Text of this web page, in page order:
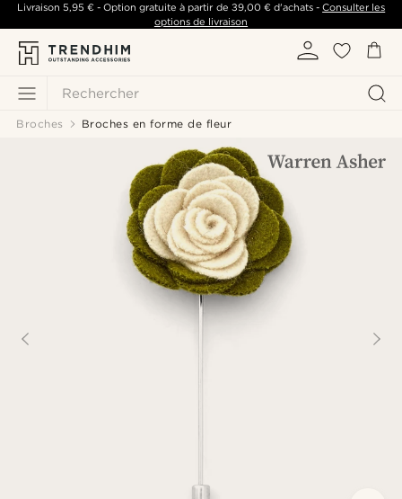
Rechercher
Livraison 5,95 €- Option gratuite à partir de 39,00 €d'achats -Consulter les
options de livraison
Broches Broches en forme de fleur